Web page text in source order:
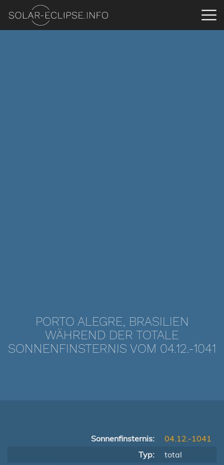
PORTO ALEGRE, BRASILIEN
WÄHREND DER TOTALE
SONNENFINSTERNIS VOM 04.12.-1041
Sonnenfinsternis:
04.12.-1041
Typ:
total